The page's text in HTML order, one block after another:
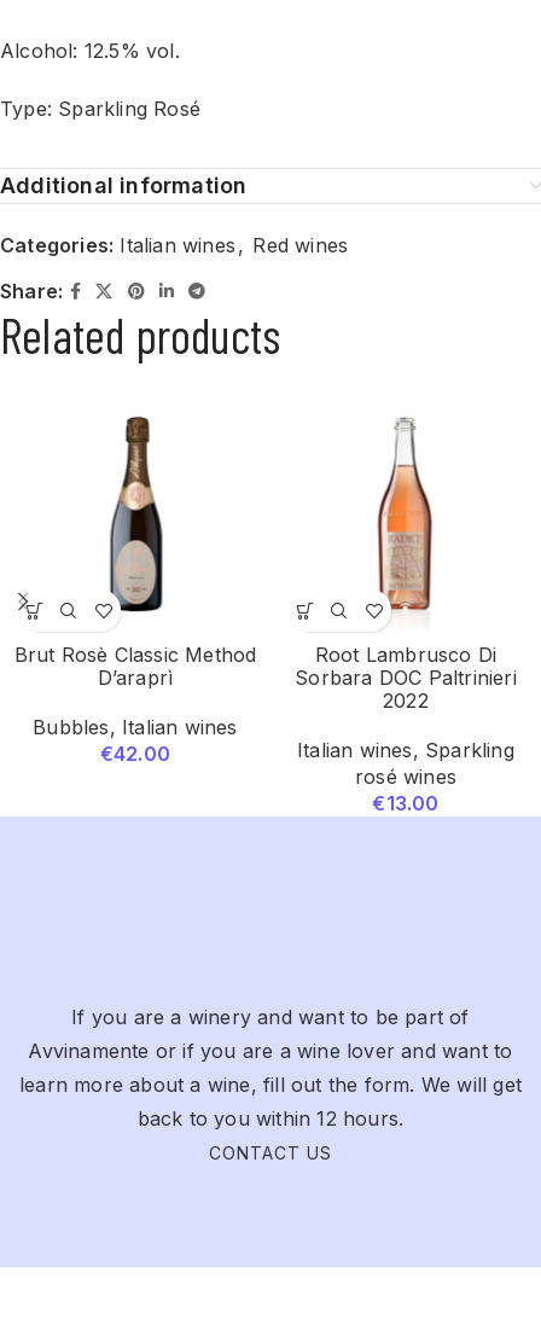
Alcohol: 12.5% vol.
Type: Sparkling Rosé
Additional information
Categories: Italian wines , Red wines
Share:
Related products
Brut Rosè Classic Method
D’araprì
Bubbles, Italian wines
€42.00
Root Lambrusco Di
Sorbara DOC Paltrinieri
2022
Italian wines, Sparkling
rosé wines
€13.00
If you are a winery and want to be part of
Avvinamente or if you are a wine lover and want to
learn more about a wine, fill out the form. We will get
back to you within 12 hours.
CONTACT US